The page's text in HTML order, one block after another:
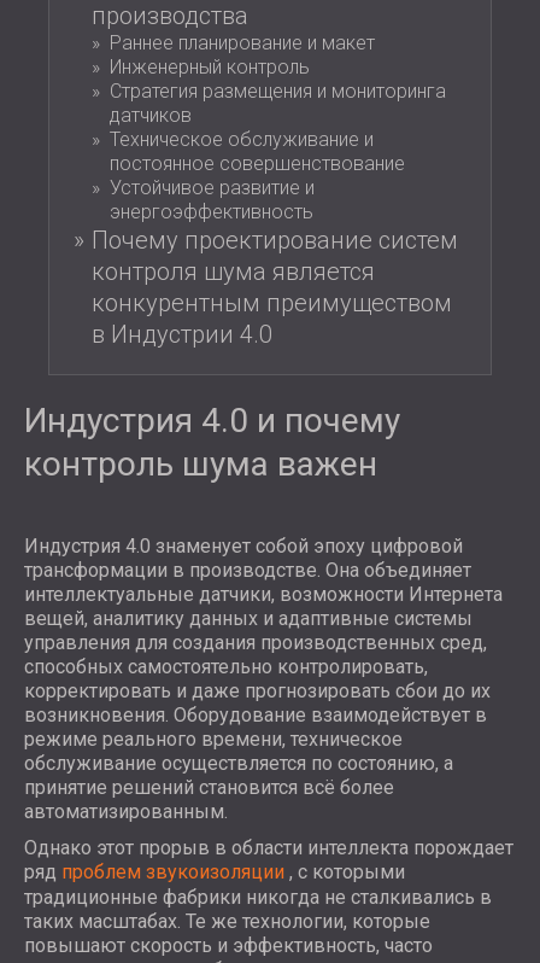
производства
Раннее планирование и макет
Инженерный контроль
Стратегия размещения и мониторинга
датчиков
Техническое обслуживание и
постоянное совершенствование
Устойчивое развитие и
энергоэффективность
Почему проектирование систем
контроля шума является
конкурентным преимуществом
в Индустрии 4.0
Индустрия 4.0 и почему
контроль шума важен
Индустрия 4.0 знаменует собой эпоху цифровой
трансформации в производстве. Она объединяет
интеллектуальные датчики, возможности Интернета
вещей, аналитику данных и адаптивные системы
управления для создания производственных сред,
способных самостоятельно контролировать,
корректировать и даже прогнозировать сбои до их
возникновения. Оборудование взаимодействует в
режиме реального времени, техническое
обслуживание осуществляется по состоянию, а
принятие решений становится всё более
автоматизированным.
Однако этот прорыв в области интеллекта порождает
ряд проблем звукоизоляции , с которыми
традиционные фабрики никогда не сталкивались в
таких масштабах. Те же технологии, которые
повышают скорость и эффективность, часто